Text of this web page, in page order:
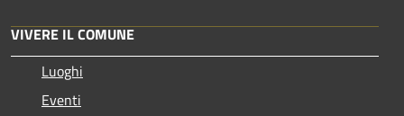
VIVERE IL COMUNE
Luoghi
Eventi